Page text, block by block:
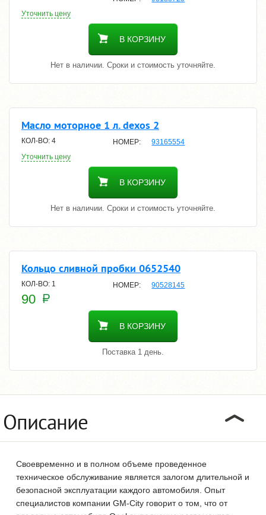
Уточнить цену
В КОРЗИНУ
Нет в наличии. Сроки и стоимость уточняйте.
Масло моторное 1 л. dexos 2
4
93165554
Уточнить цену
В КОРЗИНУ
Нет в наличии. Сроки и стоимость уточняйте.
Кольцо сливной пробки 0652540
1 90528145
90
В КОРЗИНУ
Поставка 1 день.
Описание
Своевременно и в полном объеме проведенное
техническое обслуживание является залогом длительной и
безопасной эксплуатации каждого автомобиля. Опыт
специалистов компании GM-City говорит о том, что от